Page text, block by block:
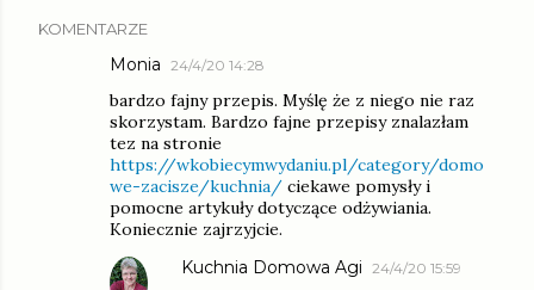
KOMENTARZE
Monia 24/4/20 14:28
bardzo fajny przepis. Myślę że z niego nie raz
skorzystam. Bardzo fajne przepisy znalazłam
tez na stronie
https://wkobiecymwydaniu.pl/category/domo
we-zacisze/kuchnia/ ciekawe pomysły i
pomocne artykuły dotyczące odżywiania.
Koniecznie zajrzyjcie.
Kuchnia Domowa Agi 24/4/20 15:59